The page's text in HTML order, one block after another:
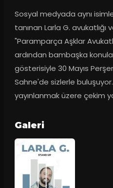
Sosyal medyada aynı
tanınan Larla G. avukatlığı
"Paramparça Aşklar
ardından bambaşka
gösterisiyle 30 Mayıs
Sahne'de sizlerle
yayınlanmak üzere çekim
Galeri